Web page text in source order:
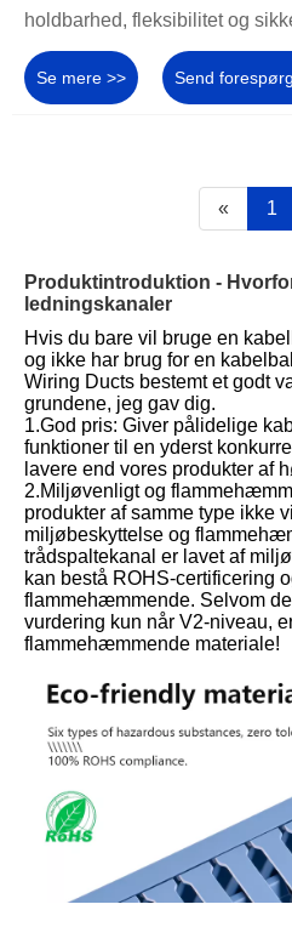
holdbarhed, fleksibilitet og
Se mere >> Send
« 1
Produktintroduktion -
ledningskanaler
Hvis du bare vil bruge en
og ikke har brug for en
Wiring Ducts bestemt et godt
grundene, jeg gav dig.
1.God pris: Giver pålidelige
funktioner til en yderst
lavere end vores produkter af
2.Miljøvenligt og
produkter af samme type ikke
miljøbeskyttelse og
trådspaltekanal er lavet af
kan bestå ROHS-certificering
flammehæmmende. Selvom
vurdering kun når V2-niveau,
flammehæmmende materiale!